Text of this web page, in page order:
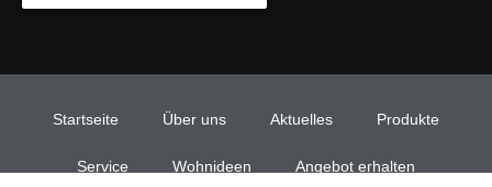
Startseite Über uns Aktuelles Produkte
Service Wohnideen Angebot erhalten